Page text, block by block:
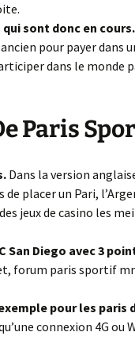
sont donc en
pour payer dans
dans le monde
Paris
Dans la version
placer un Pari,
jeux de casino les
San Diego avec 3
forum paris sportif
pour les paris
connexion 4G ou